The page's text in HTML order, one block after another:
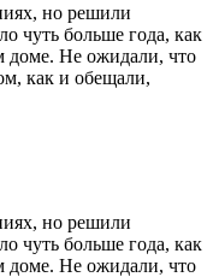
но решили
чуть больше года, как
доме. Не ожидали, что
как и обещали,
но решили
чуть больше года, как
доме. Не ожидали, что